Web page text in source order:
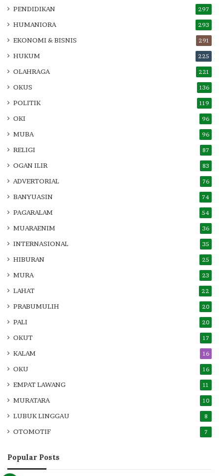
PENDIDIKAN 297
HUMANIORA 293
EKONOMI & BISNIS 291
HUKUM 225
OLAHRAGA 221
OKUS 136
POLITIK 119
OKI 96
MUBA 96
RELIGI 87
OGAN ILIR 83
ADVERTORIAL 76
BANYUASIN 74
PAGARALAM 54
MUARAENIM 36
INTERNASIONAL 35
HIBURAN 25
MURA 23
LAHAT 22
PRABUMULIH 20
PALI 20
OKUT 17
KALAM 16
OKU 16
EMPAT LAWANG 11
MURATARA 10
LUBUK LINGGAU 8
OTOMOTIF 7
Popular Posts